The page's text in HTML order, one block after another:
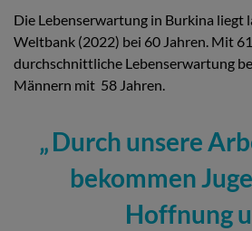
Die Lebenserwartung in Burkina liegt
Weltbank (2022) bei 60 Jahren. Mit
durchschnittliche Lebenserwartung
Männern mit 58 Jahren.
Durch unsere
bekommen
Hoffnung